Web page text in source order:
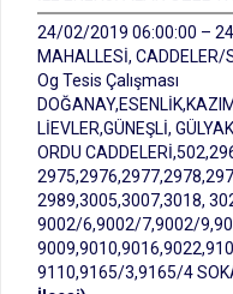
24/02/2019 06:00:00 –
MAHALLESİ, CADDELER/
Og Tesis Çalışması
LİEVLER,GÜNEŞLİ,
ORDU
2989,3005,3007,3018,
9002/6,9002/7,9002/
9110,9165/3,9165/4